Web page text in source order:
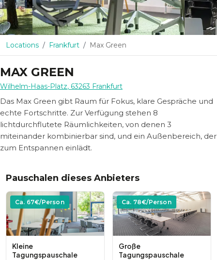
Locations Frankfurt Max Green
MAX GREEN
Wilhelm-Haas-Platz, 63263 Frankfurt
Das Max Green gibt Raum für Fokus, klare Gespräche und
echte Fortschritte. Zur Verfügung stehen 8
lichtdurchflutete Räumlichkeiten, von denen 3
miteinander kombinierbar sind, und ein Außenbereich, der
zum Entspannen einlädt.
Pauschalen dieses Anbieters
Ca. 67€/Person
Kleine
Tagungspauschale
Ca. 78€/Person
Große
Tagungspauschale